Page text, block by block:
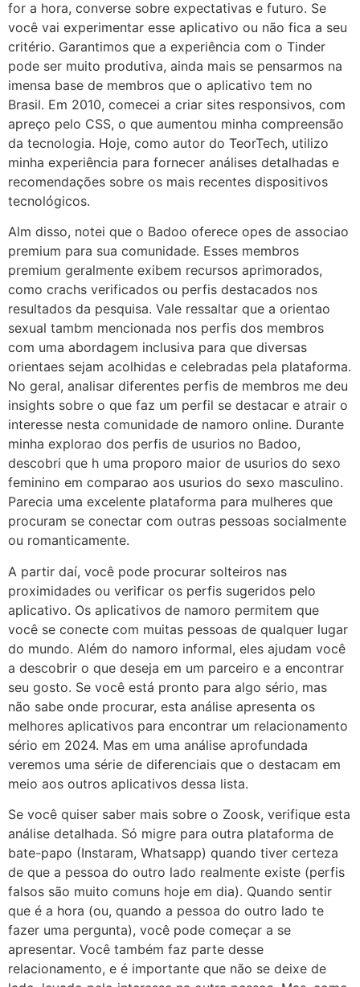
for a hora, converse sobre expectativas e futuro. Se
você vai experimentar esse aplicativo ou não fica a seu
critério. Garantimos que a experiência com o Tinder
pode ser muito produtiva, ainda mais se pensarmos na
imensa base de membros que o aplicativo tem no
Brasil. Em 2010, comecei a criar sites responsivos, com
apreço pelo CSS, o que aumentou minha compreensão
da tecnologia. Hoje, como autor do TeorTech, utilizo
minha experiência para fornecer análises detalhadas e
recomendações sobre os mais recentes dispositivos
tecnológicos.
Alm disso, notei que o Badoo oferece opes de associao
premium para sua comunidade. Esses membros
premium geralmente exibem recursos aprimorados,
como crachs verificados ou perfis destacados nos
resultados da pesquisa. Vale ressaltar que a orientao
sexual tambm mencionada nos perfis dos membros
com uma abordagem inclusiva para que diversas
orientaes sejam acolhidas e celebradas pela plataforma.
No geral, analisar diferentes perfis de membros me deu
insights sobre o que faz um perfil se destacar e atrair o
interesse nesta comunidade de namoro online. Durante
minha explorao dos perfis de usurios no Badoo,
descobri que h uma proporo maior de usurios do sexo
feminino em comparao aos usurios do sexo masculino.
Parecia uma excelente plataforma para mulheres que
procuram se conectar com outras pessoas socialmente
ou romanticamente.
A partir daí, você pode procurar solteiros nas
proximidades ou verificar os perfis sugeridos pelo
aplicativo. Os aplicativos de namoro permitem que
você se conecte com muitas pessoas de qualquer lugar
do mundo. Além do namoro informal, eles ajudam você
a descobrir o que deseja em um parceiro e a encontrar
seu gosto. Se você está pronto para algo sério, mas
não sabe onde procurar, esta análise apresenta os
melhores aplicativos para encontrar um relacionamento
sério em 2024. Mas em uma análise aprofundada
veremos uma série de diferenciais que o destacam em
meio aos outros aplicativos dessa lista.
Se você quiser saber mais sobre o Zoosk, verifique esta
análise detalhada. Só migre para outra plataforma de
bate-papo (Instaram, Whatsapp) quando tiver certeza
de que a pessoa do outro lado realmente existe (perfis
falsos são muito comuns hoje em dia). Quando sentir
que é a hora (ou, quando a pessoa do outro lado te
fazer uma pergunta), você pode começar a se
apresentar. Você também faz parte desse
relacionamento, e é importante que não se deixe de